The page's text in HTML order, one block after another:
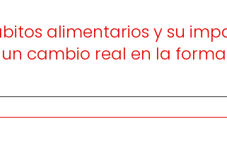
alimentarios y su
cambio real en la